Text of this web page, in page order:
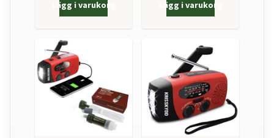
Lägg i varukorg Lägg i varukorg